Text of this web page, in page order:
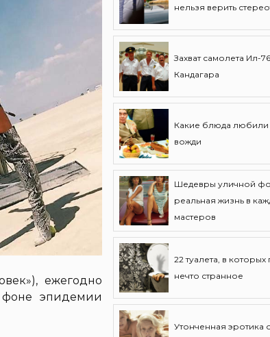
ежегодно
эпидемии
нельзя верить
Захват самолета Ил-
Кандагара
Какие блюда любили
вожди
Шедевры уличной
реальная жизнь в
мастеров
22 туалета, в
нечто странное
Утонченная эротика